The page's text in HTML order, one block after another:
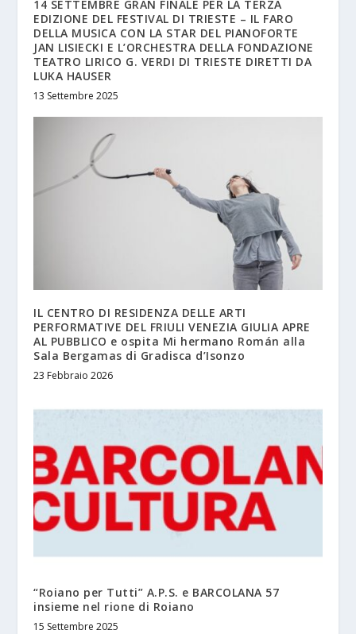
14 SETTEMBRE GRAN FINALE PER LA TERZA
EDIZIONE DEL FESTIVAL DI TRIESTE – IL FARO
DELLA MUSICA CON LA STAR DEL PIANOFORTE
JAN LISIECKI E L’ORCHESTRA DELLA FONDAZIONE
TEATRO LIRICO G. VERDI DI TRIESTE DIRETTI DA
LUKA HAUSER
13 Settembre 2025
IL CENTRO DI RESIDENZA DELLE ARTI
PERFORMATIVE DEL FRIULI VENEZIA GIULIA APRE
AL PUBBLICO e ospita Mi hermano Román alla
Sala Bergamas di Gradisca d’Isonzo
23 Febbraio 2026
“Roiano per Tutti” A.P.S. e BARCOLANA 57
insieme nel rione di Roiano
15 Settembre 2025